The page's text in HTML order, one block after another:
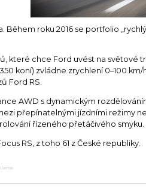
Během roku 2016 se portfolio
které chce Ford uvést na světové
koní) zvládne zrychlení 0–100 km/
Ford RS.
AWD s dynamickým
přepínatelnými jízdními režimy
řízeného přetáčivého smyku.
RS, z toho 61 z České republiky.